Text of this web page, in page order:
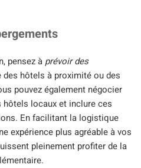
pensez à prévoir des
des hôtels à proximité ou des
pouvez également négocier
hôtels locaux et inclure ces
En facilitant la logistique
expérience plus agréable à vos
pleinement profiter de la